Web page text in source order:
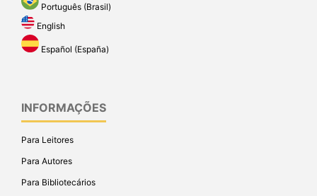
Português (Brasil)
English
Español (España)
INFORMAÇÕES
Para Leitores
Para Autores
Para Bibliotecários